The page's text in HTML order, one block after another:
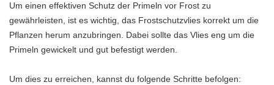
Um einen effektiven Schutz der Primeln vor Frost zu
gewährleisten, ist es wichtig, das Frostschutzvlies korrekt um die
Pflanzen herum anzubringen. Dabei sollte das Vlies eng um die
Primeln gewickelt und gut befestigt werden.
Um dies zu erreichen, kannst du folgende Schritte befolgen: